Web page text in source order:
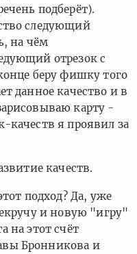
подберёт).
следующий
на чём
отрезок с
беру фишку того
данное качество и в
карту -
качеств я проявил за
качеств.
подход? Да, уже
и новую "игру"
на этот счёт
Бронникова и